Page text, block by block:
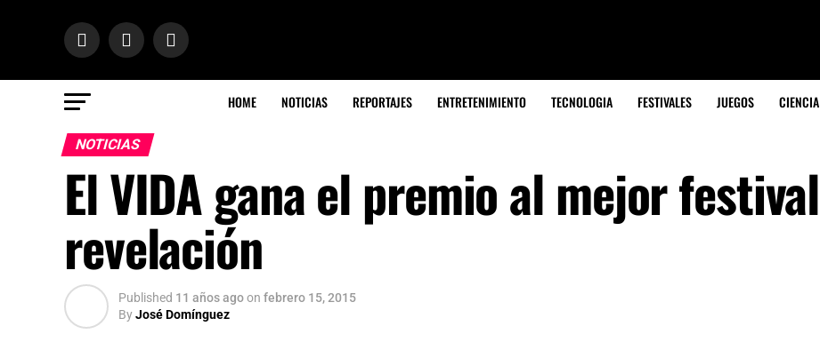
HOME NOTICIAS REPORTAJES ENTRETENIMIENTO TECNOLOGIA FESTIVALES JUEGOS CIENCIA
NOTICIAS
El VIDA gana el premio al mejor festival
revelación
Published 11 años agoon febrero 15, 2015
ByJosé Domínguez